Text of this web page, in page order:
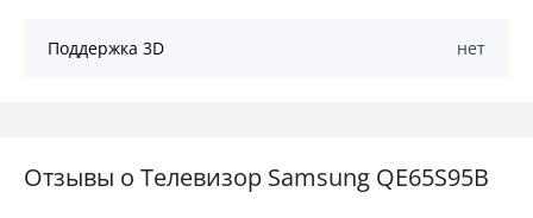
Поддержка 3D нет
Отзывы о Телевизор Samsung QE65S95B